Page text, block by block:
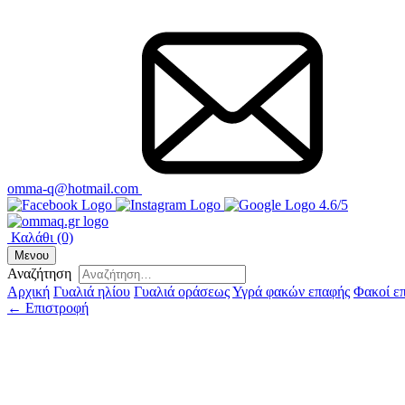
omma-q@hotmail.com
4.6/5
Καλάθι (0)
Μενου
Αναζήτηση
Αρχική Γυαλιά ηλίου Γυαλιά οράσεωςΥγρά φακών επαφής Φακοί
← Επιστροφή